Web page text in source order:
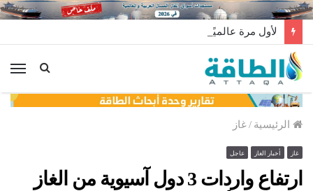
الرئيسية /غاز
غاز أخبار الغاز عاجل
ارتفاع واردات 3 دول آسيوية من الغاز